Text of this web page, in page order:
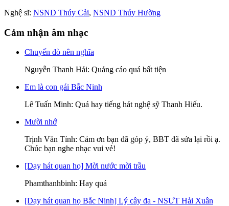
Nghệ sĩ: NSND Thúy Cải, NSND Thúy Hường
Cảm nhận âm nhạc
Chuyến đò nên nghĩa
Nguyễn Thanh Hải: Quảng cáo quá bất tiện
Em là con gái Bắc Ninh
Lê Tuấn Minh: Quá hay tiếng hát nghệ sỹ Thanh Hiếu.
Mười nhớ
Trịnh Văn Tỉnh: Cảm ơn bạn đã góp ý, BBT đã sửa lại rồi ạ.
Chúc bạn nghe nhạc vui vẻ!
[Dạy hát quan họ] Mời nước mời trầu
Phamthanhbinh: Hay quá
[Dạy hát quan họ Bắc Ninh] Lý cây đa - NSƯT Hải Xuân